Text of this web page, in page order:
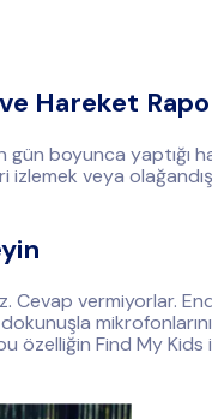
Hareket
boyunca yaptığı
izlemek veya
Cevap vermiyorlar.
dokunuşla
özelliğin Find My